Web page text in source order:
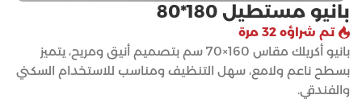
بانيو مستطيل 180*80
تم شراؤه 32 مرة
بانيو أكريلك مقاس 160×70 سم بتصميم أنيق ومريح، يتميز
بسطح ناعم ولامع، سهل التنظيف ومناسب للاستخدام السكني
والفندقي.